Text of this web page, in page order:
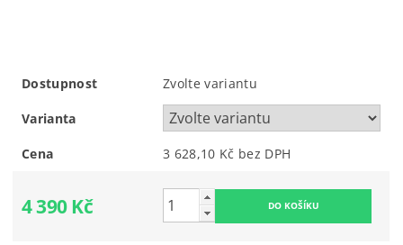
Dostupnost Zvolte variantu
Varianta
Cena 3 628,10 Kč bez DPH
4 390 Kč